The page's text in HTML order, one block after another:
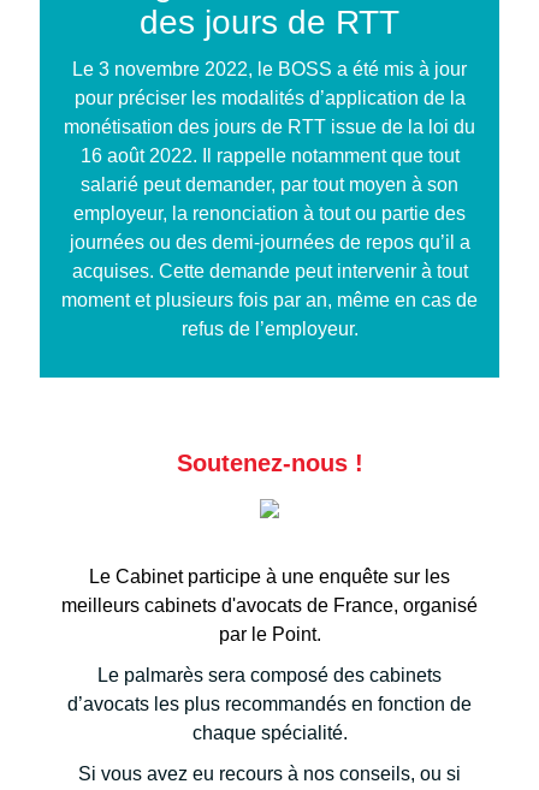
des jours de RTT
Le 3 novembre 2022, le BOSS a été mis à jour
pour préciser les modalités d’application de la
monétisation des jours de RTT issue de la loi du
16 août 2022. Il rappelle notamment que tout
salarié peut demander, par tout moyen à son
employeur, la renonciation à tout ou partie des
journées ou des demi-journées de repos qu’il a
acquises. Cette demande peut intervenir à tout
moment et plusieurs fois par an, même en cas de
refus de l’employeur.
Soutenez-nous !
Le Cabinet participe à une enquête sur les
meilleurs cabinets d'avocats de France, organisé
par le Point.
Le palmarès sera composé des cabinets
d’avocats les plus recommandés en fonction de
chaque spécialité.
Si vous avez eu recours à nos conseils, ou si